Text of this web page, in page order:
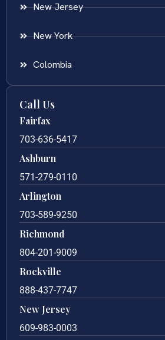
New Jersey
New York
Colombia
Call Us
Fairfax
703-636-5417
Ashburn
571-279-0110
Arlington
703-589-9250
Richmond
804-201-9009
Rockville
888-437-7747
New Jersey
609-983-0003